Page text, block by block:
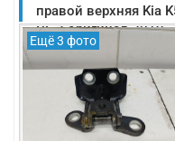
-->
правой верхняя Kia
DL 3 оригинал 2019-
2025 (79420B3000)
Ещё 3 фото